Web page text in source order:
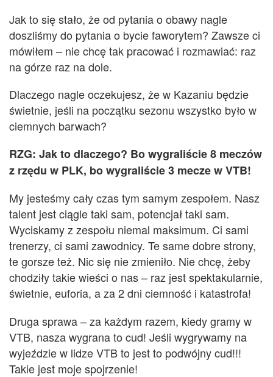
Jak to się stało, że od pytania o obawy nagle
doszliśmy do pytania o bycie faworytem? Zawszeci
mówiłem – nie chcę tak pracować i rozmawiać: raz
na górze raz na dole.
Dlaczego nagle oczekujesz, że w Kazaniu będzie
świetnie, jeśli na początku sezonu wszystko było w
ciemnych barwach?
RZG: Jak to dlaczego? Bo wygraliście 8 meczów
z rzędu w PLK, bo wygraliście 3 mecze w VTB!
My jesteśmy cały czas tym samym zespołem. Nasz
talent jest ciągle taki sam, potencjał taki sam.
Wyciskamy z zespołu niemal maksimum. Ci sami
trenerzy, ci sami zawodnicy. Te same dobre strony,
te gorsze też. Nic się nie zmieniło. Nie chcę, żeby
chodziłytakie wieści o nas – raz jest spektakularnie,
świetnie, euforia, a za 2 dni ciemność i katastrofa!
Druga sprawa – za każdym razem, kiedy gramy w
VTB, nasza wygrana to cud! Jeśli wygrywamy na
wyjeździe w lidze VTB to jest to podwójny cud!!!
Takie jest moje spojrzenie!